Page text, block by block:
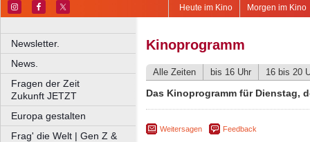
Morgen im Kino
Heute im Kino
Newsletter.
News.
Fragen der Zeit
Zukunft JETZT
Europa gestalten
Frag' die Welt | Gen Z &
Kinoprogramm
Alle Zeiten bis 16 Uhr 16 bis 20
Das Kinoprogramm für Dienstag,
Weitersagen Feedback